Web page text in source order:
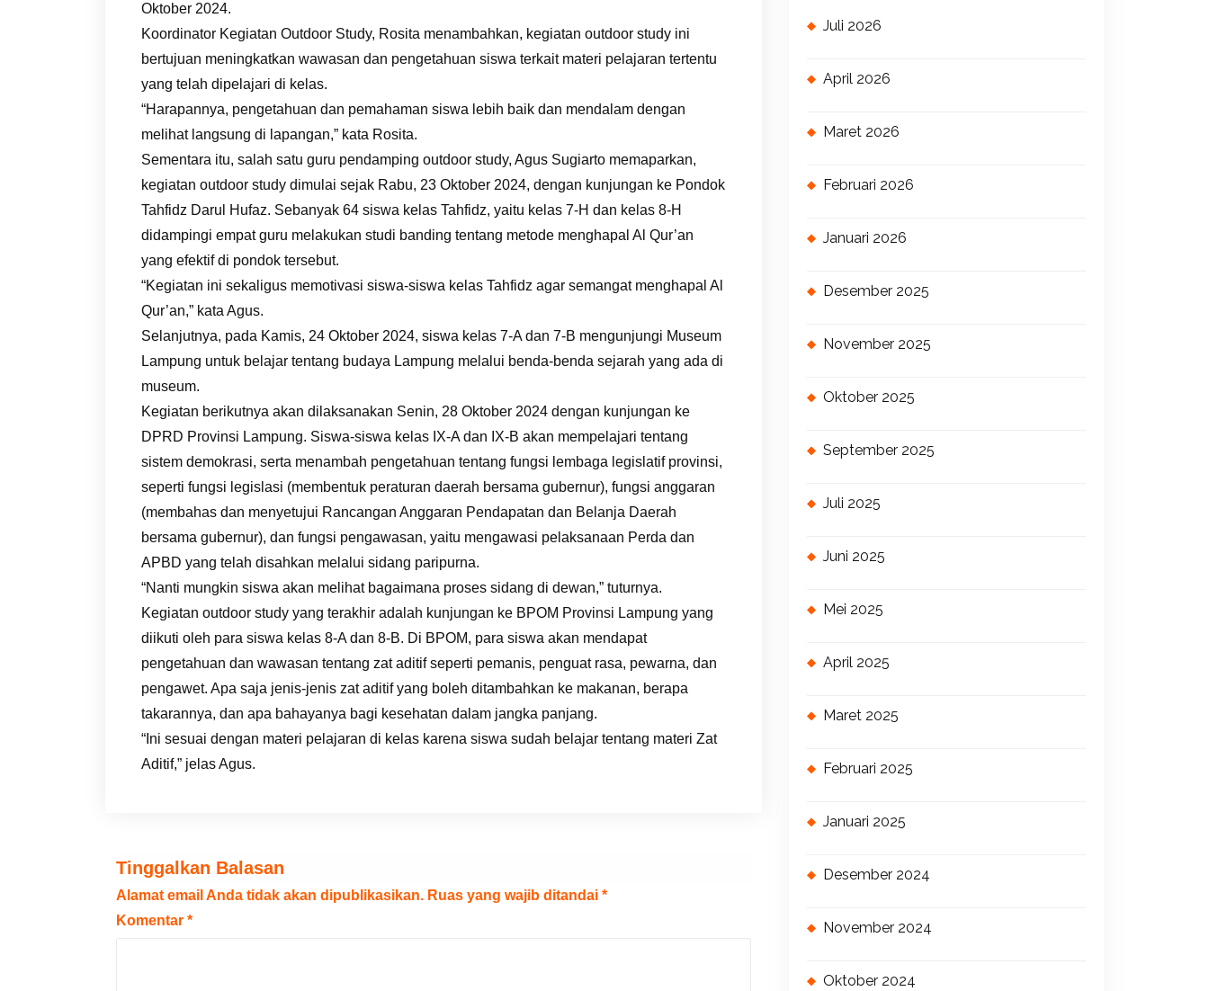
Oktober 2024.
Koordinator Kegiatan Outdoor Study, Rosita menambahkan, kegiatan outdoor study ini
bertujuan meningkatkan wawasan dan pengetahuan siswa terkait materi pelajaran tertentu
yang telah dipelajari di kelas.
“Harapannya, pengetahuan dan pemahaman siswa lebih baik dan mendalam dengan
melihat langsung di lapangan,” kata Rosita.
Sementara itu, salah satu guru pendamping outdoor study, Agus Sugiarto memaparkan,
kegiatan outdoor study dimulai sejak Rabu, 23 Oktober 2024, dengan kunjungan ke Pondok
Tahfidz Darul Hufaz. Sebanyak 64 siswa kelas Tahfidz, yaitu kelas 7-H dan kelas 8-H
didampingi empat guru melakukan studi banding tentang metode menghapal Al Qur’an
yang efektif di pondok tersebut.
“Kegiatan ini sekaligus memotivasi siswa-siswa kelas Tahfidz agar semangat menghapal Al
Qur’an,” kata Agus.
Selanjutnya, pada Kamis, 24 Oktober 2024, siswa kelas 7-A dan 7-B mengunjungi Museum
Lampung untuk belajar tentang budaya Lampung melalui benda-benda sejarah yang ada di
museum.
Kegiatan berikutnya akan dilaksanakan Senin, 28 Oktober 2024 dengan kunjungan ke
DPRD Provinsi Lampung. Siswa-siswa kelas IX-A dan IX-B akan mempelajari tentang
sistem demokrasi, serta menambah pengetahuan tentang fungsi lembaga legislatif provinsi,
seperti fungsi legislasi (membentuk peraturan daerah bersama gubernur), fungsi anggaran
(membahas dan menyetujui Rancangan Anggaran Pendapatan dan Belanja Daerah
bersama gubernur), dan fungsi pengawasan, yaitu mengawasi pelaksanaan Perda dan
APBD yang telah disahkan melalui sidang paripurna.
“Nanti mungkin siswa akan melihat bagaimana proses sidang di dewan,” tuturnya.
Kegiatan outdoor study yang terakhir adalah kunjungan ke BPOM Provinsi Lampung yang
diikuti oleh para siswa kelas 8-A dan 8-B. Di BPOM, para siswa akan mendapat
pengetahuan dan wawasan tentang zat aditif seperti pemanis, penguat rasa, pewarna, dan
pengawet. Apa saja jenis-jenis zat aditif yang boleh ditambahkan ke makanan, berapa
takarannya, dan apa bahayanya bagi kesehatan dalam jangka panjang.
“Ini sesuai dengan materi pelajaran di kelas karena siswa sudah belajar tentang materi Zat
Aditif,” jelas Agus.
Tinggalkan Balasan
Alamat email Anda tidak akan dipublikasikan. Ruas yang wajib ditandai *
Komentar *
Juli 2026
April 2026
Maret 2026
Februari 2026
Januari 2026
Desember 2025
November 2025
Oktober 2025
September 2025
Juli 2025
Juni 2025
Mei 2025
April 2025
Maret 2025
Februari 2025
Januari 2025
Desember 2024
November 2024
Oktober 2024